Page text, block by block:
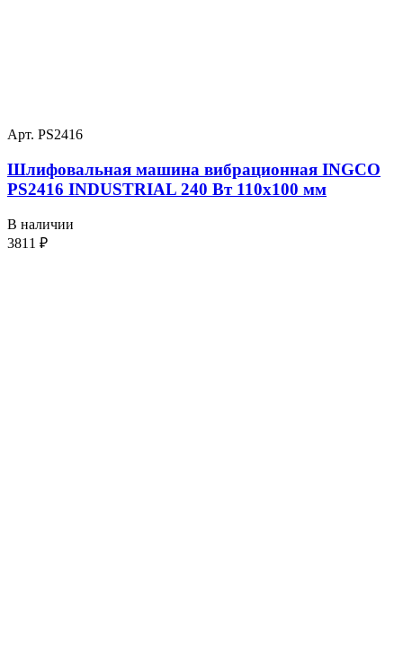
Арт. PS2416
Шлифовальная машина вибрационная INGCO
PS2416 INDUSTRIAL 240 Вт 110х100 мм
В наличии
3811 ₽